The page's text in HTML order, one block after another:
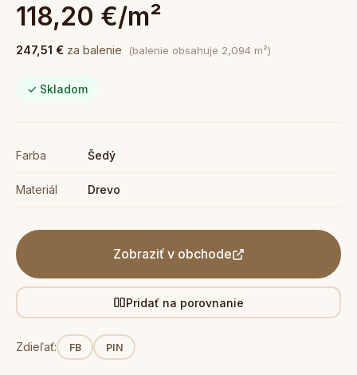
118,20 €/m²
247,51 € za balenie (balenie obsahuje 2,094 m²)
✓ Skladom
Farba Šedý
Materiál Drevo
Zobraziť v obchode
Pridať na porovnanie
Zdieľať: FB PIN